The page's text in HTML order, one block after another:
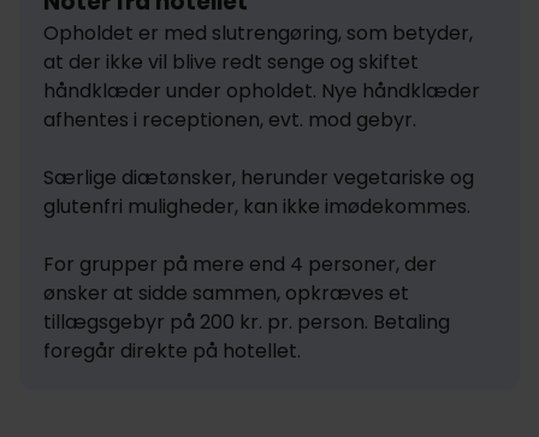
Opholdet er med slutrengøring, som betyder,
at der ikke vil blive redt senge og skiftet
håndklæder under opholdet. Nye håndklæder
afhentes i receptionen, evt. mod gebyr.
Særlige diætønsker, herunder vegetariske og
glutenfri muligheder, kan ikke imødekommes.
For grupper på mere end 4 personer, der
ønsker at sidde sammen, opkræves et
tillægsgebyr på 200 kr. pr. person. Betaling
foregår direkte på hotellet.